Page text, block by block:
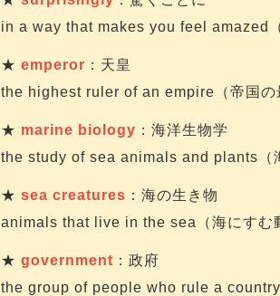
in a way that makes you feel amazed
★ emperor ：天皇
the highest ruler of an empire（帝国の
★ marine biology ：海洋生物学
the study of sea animals and plants（
★ sea creatures ：海の生き物
animals that live in the sea（海にすむ
★ government ：政府
the group of people who rule a country